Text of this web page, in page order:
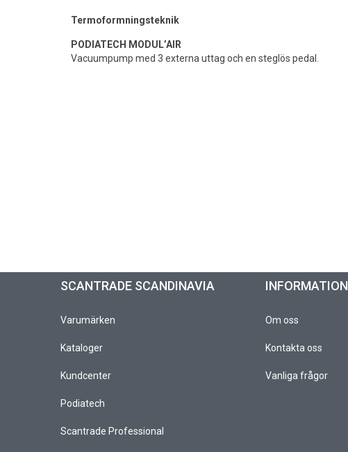
Termoformningsteknik
PODIATECH MODUL’AIR
Vacuumpump med 3 externa uttag och en steglös pedal.
SCANTRADE SCANDINAVIA
Varumärken
Kataloger
Kundcenter
Podiatech
Scantrade Professional
INFORMATION
Om oss
Kontakta oss
Vanliga frågor